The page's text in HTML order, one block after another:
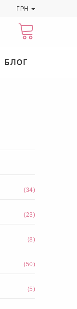
ГРН
БЛОГ
(34)
(23)
(8)
(50)
(5)